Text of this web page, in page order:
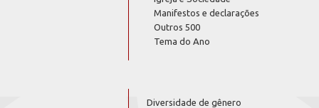
Manifestos e declarações
Outros 500
Tema do Ano
Diversidade de gênero